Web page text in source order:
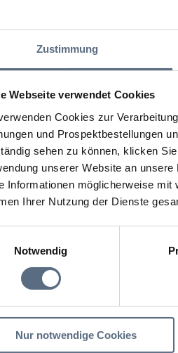
Zustimmung
Webseite verwendet Cookies
Cookies zur
und Prospektbestellungen
sehen zu können, klicken
unserer Website an
Informationen möglicherweise mit
Ihrer Nutzung der Dienste
Notwendig
Nur notwendige Cookies